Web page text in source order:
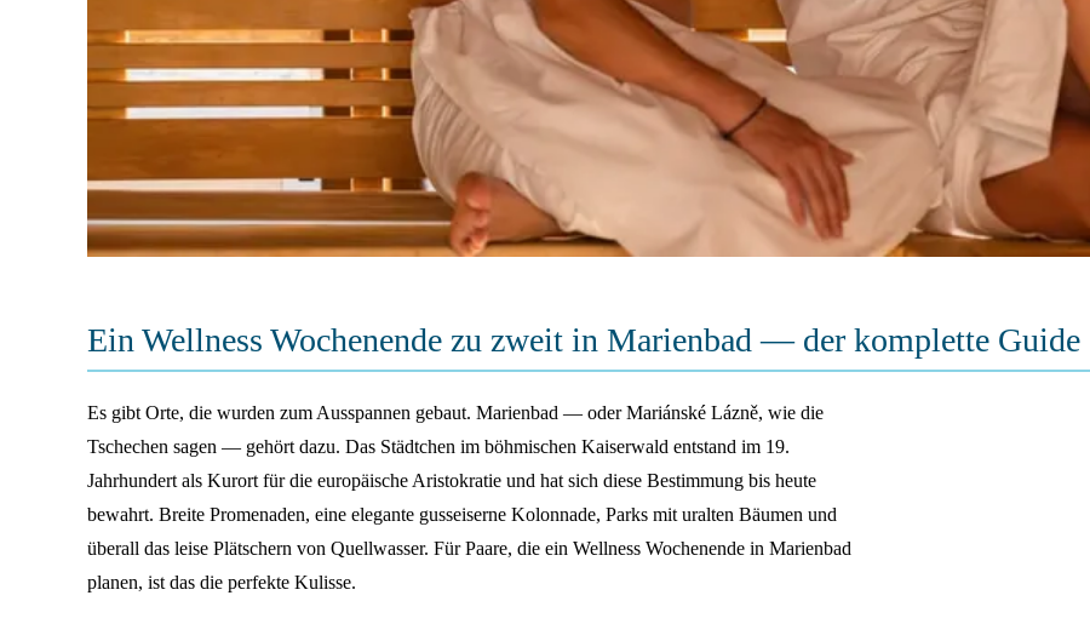
Ein Wellness Wochenende zu zweit in Marienbad — der komplette Guide
Es gibt Orte, die wurden zum Ausspannen gebaut. Marienbad — oder Mariánské Lázně, wie die
Tschechen sagen — gehört dazu. Das Städtchen im böhmischen Kaiserwald entstand im 19.
Jahrhundert als Kurort für die europäische Aristokratie und hat sich diese Bestimmung bis heute
bewahrt. Breite Promenaden, eine elegante gusseiserne Kolonnade, Parks mit uralten Bäumen und
überall das leise Plätschern von Quellwasser. Für Paare, die ein Wellness Wochenende in Marienbad
planen, ist das die perfekte Kulisse.